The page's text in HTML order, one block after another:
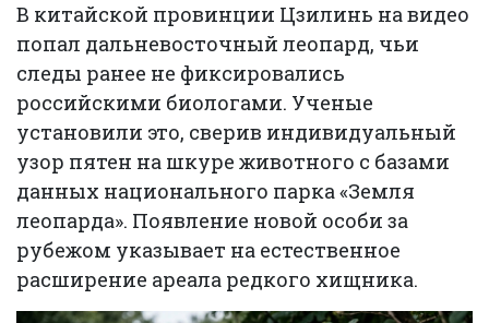
В китайской провинции Цзилинь на видео
попал дальневосточный леопард, чьи
следы ранее не фиксировались
российскими биологами. Ученые
установили это, сверив индивидуальный
узор пятен на шкуре животного с базами
данных национального парка «Земля
леопарда». Появление новой особи за
рубежом указывает на естественное
расширение ареала редкого хищника.